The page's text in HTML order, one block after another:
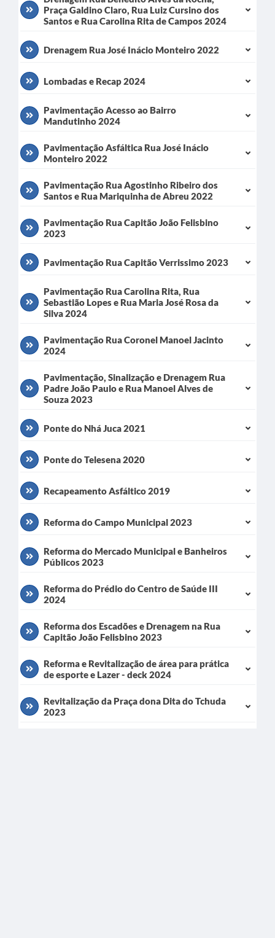
Projetos
Legislação
Editais
Links
Telefones Úteis
Transparência
Agenda
SIC
Emprega
Praça Galdino Claro, Rua Luiz Cursino dos
Santos e Rua Carolina Rita de Campos 2024
Drenagem Rua José Inácio Monteiro 2022
Lombadas e Recap 2024
Pavimentação Acesso ao Bairro
Mandutinho 2024
Pavimentação Asfáltica Rua José Inácio
Monteiro 2022
Pavimentação Rua Agostinho Ribeiro dos
Santos e Rua Mariquinha de Abreu 2022
Pavimentação Rua Capitão João Felisbino
2023
Pavimentação Rua Capitão Verrissimo 2023
Pavimentação Rua Carolina Rita, Rua
Sebastião Lopes e Rua Maria José Rosa da
Silva 2024
Pavimentação Rua Coronel Manoel Jacinto
2024
Pavimentação, Sinalização e Drenagem Rua
Padre João Paulo e Rua Manoel Alves de
Souza 2023
Ponte do Nhá Juca 2021
Ponte do Telesena 2020
Recapeamento Asfáltico 2019
Reforma do Campo Municipal 2023
Reforma do Mercado Municipal e Banheiros
Públicos 2023
Reforma do Prédio do Centro de Saúde III
2024
Reforma dos Escadões e Drenagem na Rua
Capitão João Felisbino 2023
Reforma e Revitalização de área para prática
de esporte e Lazer - deck 2024
Revitalização da Praça dona Dita do Tchuda
2023